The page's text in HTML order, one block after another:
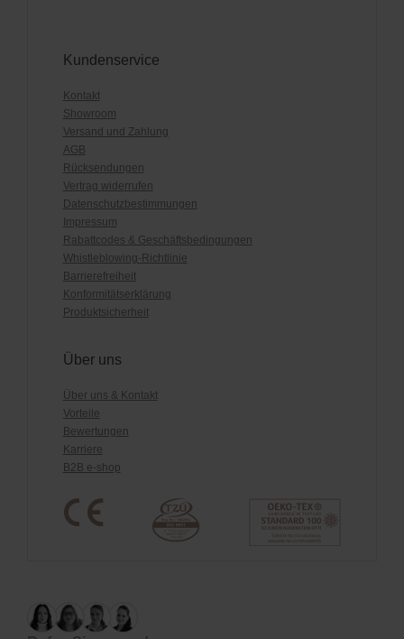
Kundenservice
Kontakt
Showroom
Versand und Zahlung
AGB
Rücksendungen
Vertrag widerrufen
Datenschutzbestimmungen
Impressum
Rabattcodes & Geschäftsbedingungen
Whistleblowing-Richtlinie
Barrierefreiheit
Konformitätserklärung
Produktsicherheit
Über uns
Über uns & Kontakt
Vorteile
Bewertungen
Karriere
B2B e-shop